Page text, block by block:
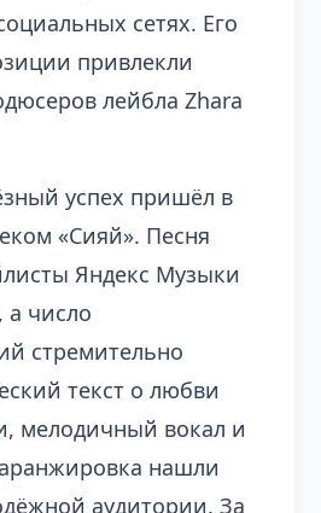
сетях. Его
привлекли
лейбла Zhara
успех пришёл в
«Сияй». Песня
Яндекс Музыки
а число
стремительно
текст о любви
мелодичный вокал и
нашли
аудитории. За